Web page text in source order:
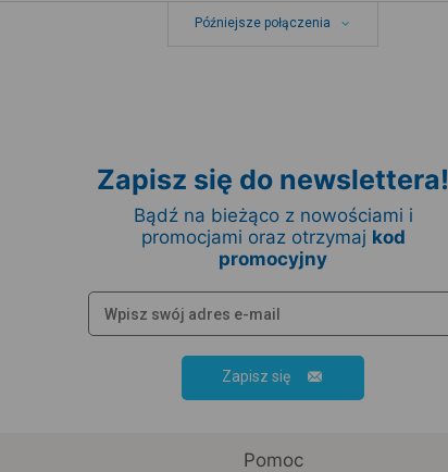
Późniejsze połączenia
Zapisz się do newslettera!
Bądź na bieżąco z nowościami i
promocjami oraz otrzymaj kod
promocyjny
Zapisz się
Pomoc